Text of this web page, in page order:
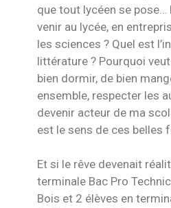
que tout lycéen se
venir au lycée, en
les sciences ? Quel est
littérature ? Pourquoi
bien dormir, de bien
ensemble, respecter les
devenir acteur de ma
est le sens de ces belles
Et si le rêve devenait
terminale Bac Pro
Bois et 2 élèves en